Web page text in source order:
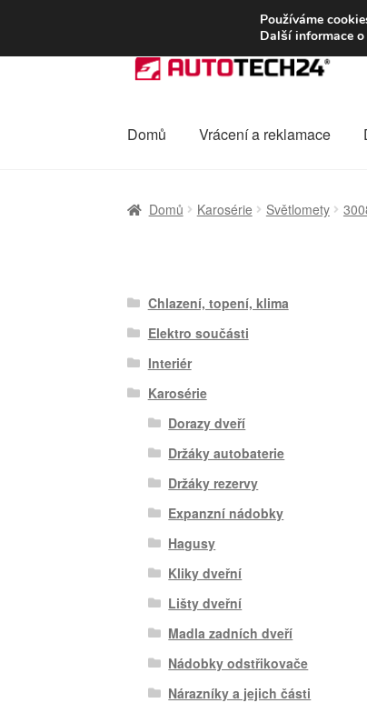
DOPRAVA
Přeskočit
na
Přejít
webu
Domů Vrácení a reklamace
Domů Karosérie Světlomety
Chlazení, topení, klima
Elektro součásti
Interiér
Karosérie
Dorazy dveří
Držáky autobaterie
Držáky rezervy
Expanzní nádobky
Hagusy
Kliky dveřní
Lišty dveřní
Madla zadních dveří
Nádobky odstřikovače
Nárazníky a jejich části
Používáme
Další informace